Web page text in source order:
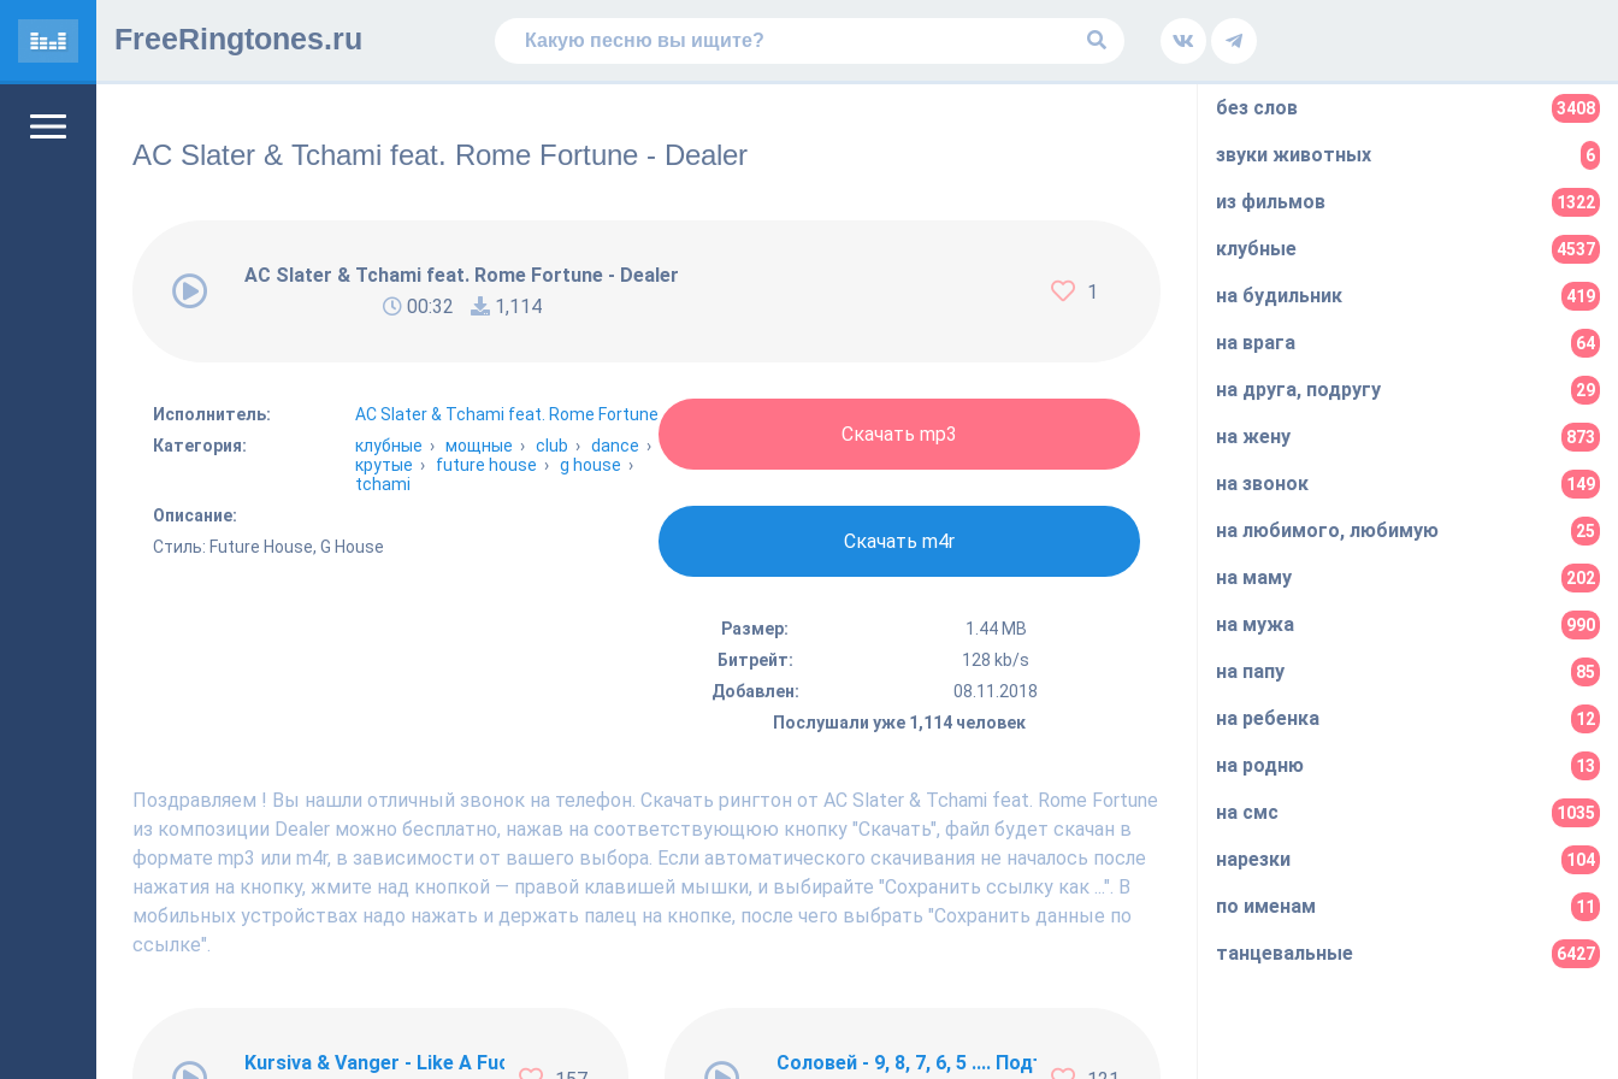
FreeRingtones.ru
AC Slater & Tchami feat. Rome Fortune - Dealer
AC Slater & Tchami feat. Rome Fortune - Dealer
00:32
1,114
1
Исполнитель:
AC Slater & Tchami feat. Rome Fortune
Категория:
клубные › мощные › club › dance ›
крутые › future house › g house ›
tchami
Описание:
Стиль: Future House, G House
Скачать mp3
Скачать m4r
Размер:
1.44 MB
Битрейт:
128 kb/s
Добавлен:
08.11.2018
Послушали уже 1,114 человек
Поздравляем ! Вы нашли отличный звонок на телефон. Скачать рингтон от AC Slater & Tchami feat. Rome Fortune
из композиции Dealer можно бесплатно, нажав на соответствующюю кнопку "Скачать", файл будет скачан в
формате mp3 или m4r, в зависимости от вашего выбора. Если автоматического скачивания не началось после
нажатия на кнопку, жмите над кнопкой — правой клавишей мышки, и выбирайте "Сохранить ссылку как ...". В
мобильных устройствах надо нажать и держать палец на кнопке, после чего выбрать "Сохранить данные по
ссылке".
Kursiva & Vanger - Like A Fucking Newbie Соловей - 9, 8, 7, 6, 5 .... Подъём !!!
без слов 3408
звуки животных 6
из фильмов 1322
клубные 4537
на будильник 419
на врага 64
на друга, подругу 29
на жену 873
на звонок 149
на любимого, любимую 25
на маму 202
на мужа 990
на папу 85
на ребенка 12
на родню 13
на смс 1035
нарезки 104
по именам 11
танцевальные 6427